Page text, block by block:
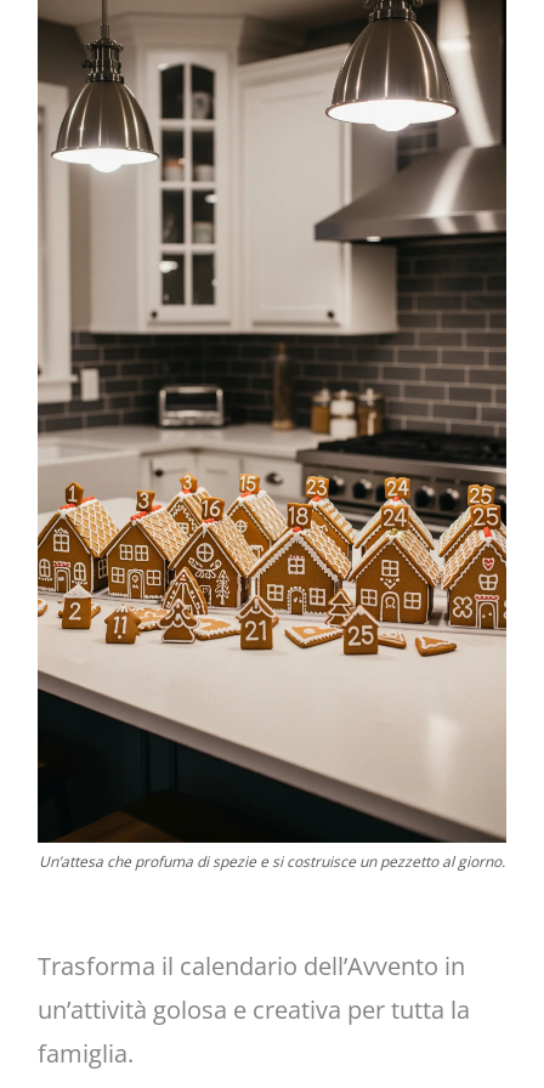
Un’attesa che profuma di spezie e si costruisce un pezzetto al giorno.
Trasforma il calendario dell’Avvento in
un’attività golosa e creativa per tutta la
famiglia.